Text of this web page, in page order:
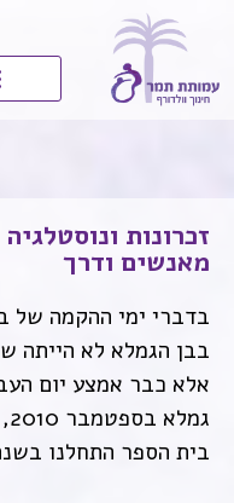
זכרונות
מאנשים ודרך
בדברי ימי ההקמה של
בבן הגמלא לא הייתה
אלא כבר אמצע יום
בית הספר התחלנו בשנת